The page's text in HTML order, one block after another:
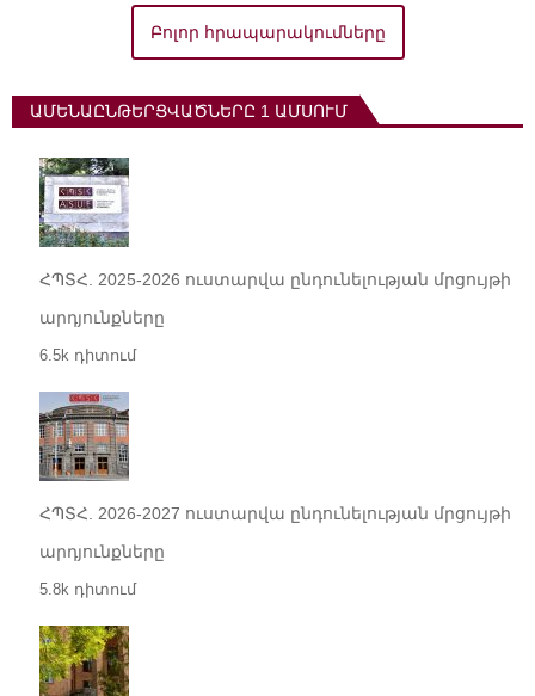
Բոլոր հրապարակումները
ԱՄԵՆԱԸՆԹԵՐՑՎԱԾՆԵՐԸ 1 ԱՄՍՈՒՄ
ՀՊՏՀ. 2025-2026 ուստարվա ընդունելության մրցույթի
արդյունքները
6.5k դիտում
ՀՊՏՀ. 2026-2027 ուստարվա ընդունելության մրցույթի
արդյունքները
5.8k դիտում